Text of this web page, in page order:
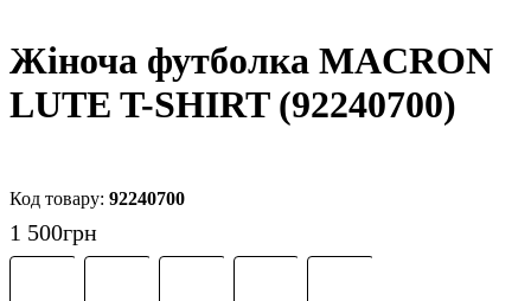
Жіноча футболка MACRON
LUTE T-SHIRT (92240700)
92240700
1 500грн